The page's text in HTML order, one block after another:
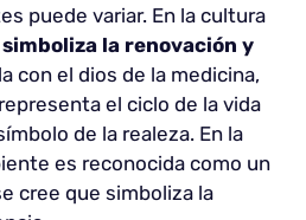
puede variar. En la cultura
la renovación y
con el dios de la medicina,
el ciclo de la vida
de la realeza. En la
es reconocida como un
cree que simboliza la